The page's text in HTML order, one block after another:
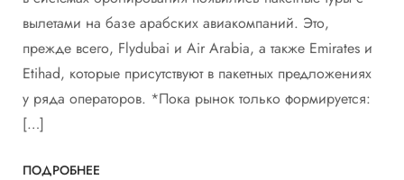
вылетами на базе арабских авиакомпаний. Это,
прежде всего, Flydubai и Air Arabia, а также Emirates и
Etihad, которые присутствуют в пакетных предложениях
у ряда операторов. *Пока рынок только формируется:
[…]
ПОДРОБНЕЕ